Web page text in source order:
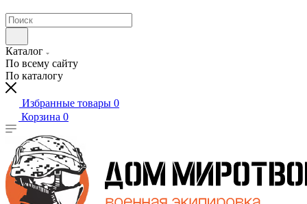
Каталог
По всему сайту
По каталогу
Избранные товары 0
Корзина 0